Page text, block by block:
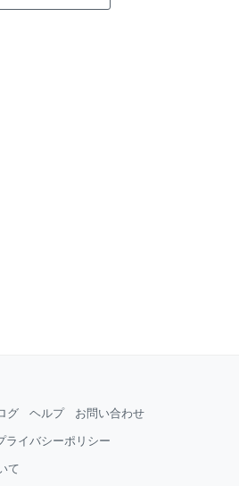
グ ヘルプ お問い合わせ
ライバシーポリシー
て